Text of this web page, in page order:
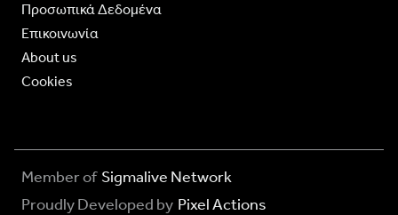
Προσωπικά Δεδομένα
Επικοινωνία
About us
Cookies
Member of Sigmalive Network
Proudly Developed by Pixel Actions